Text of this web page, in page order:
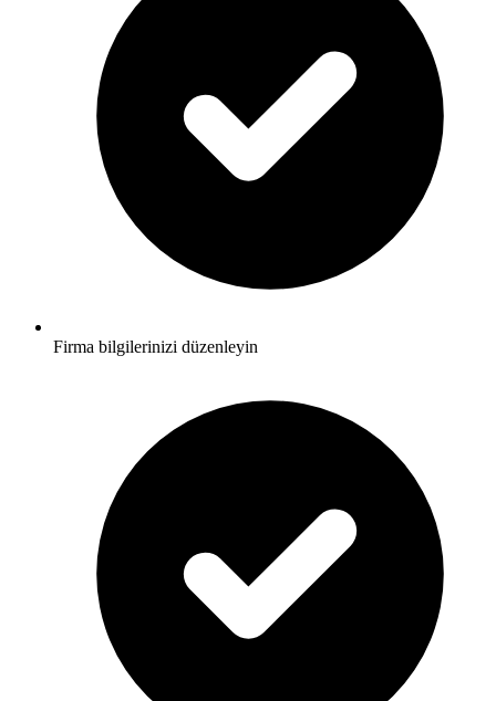
Firma bilgilerinizi düzenleyin